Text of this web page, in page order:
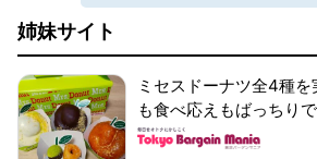
姉妹サイト
ミセスドーナツ全4種
も食べ応えもばっちりで